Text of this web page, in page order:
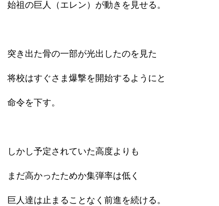
始祖の巨人（エレン）が動きを見せる。
突き出た骨の一部が光出したのを見た
将校はすぐさま爆撃を開始するようにと
命令を下す。
しかし予定されていた高度よりも
まだ高かったためか集弾率は低く
巨人達は止まることなく前進を続ける。